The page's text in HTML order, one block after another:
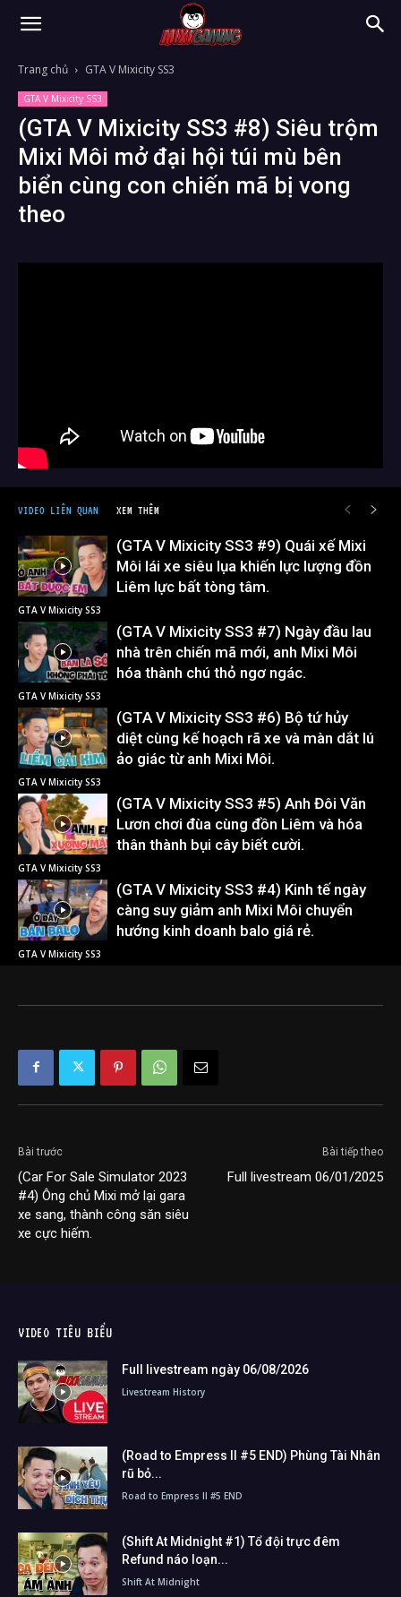
Trang chủ GTA V Mixicity SS3
GTA V Mixicity SS3
(GTA V Mixicity SS3 #8) Siêu trộm
Mixi Môi mở đại hội túi mù bên
biển cùng con chiến mã bị vong
theo
VIDEO LIÊN QUAN XEM THÊM
GTA V Mixicity SS3
(GTA V Mixicity SS3 #9) Quái xế Mixi
Môi lái xe siêu lụa khiến lực lượng đồn
Liêm lực bất tòng tâm.
GTA V Mixicity SS3
(GTA V Mixicity SS3 #7) Ngày đầu lau
nhà trên chiến mã mới, anh Mixi Môi
hóa thành chú thỏ ngơ ngác.
GTA V Mixicity SS3
(GTA V Mixicity SS3 #6) Bộ tứ hủy
diệt cùng kế hoạch rã xe và màn dắt lú
ảo giác từ anh Mixi Môi.
GTA V Mixicity SS3
(GTA V Mixicity SS3 #5) Anh Đôi Văn
Lươn chơi đùa cùng đồn Liêm và hóa
thân thành bụi cây biết cười.
GTA V Mixicity SS3
(GTA V Mixicity SS3 #4) Kinh tế ngày
càng suy giảm anh Mixi Môi chuyển
hướng kinh doanh balo giá rẻ.
Bài trước
(Car For Sale Simulator 2023
#4) Ông chủ Mixi mở lại gara
xe sang, thành công săn siêu
xe cực hiếm.
Bài tiếp theo
Full livestream 06/01/2025
VIDEO TIÊU BIỂU
Full livestream ngày 06/08/2026
Livestream History
(Road to Empress II #5 END) Phùng Tài Nhân
rũ bỏ...
Road to Empress II #5 END
(Shift At Midnight #1) Tổ đội trực đêm
Refund náo loạn...
Shift At Midnight